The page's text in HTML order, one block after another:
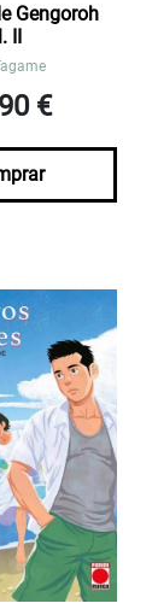
Gengoroh
II
€